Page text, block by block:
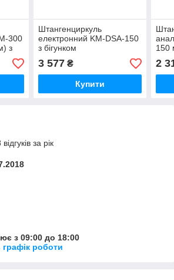
300
з
від
Штангенциркуль
електронний KM-DSA-150
з бігунком
(0~150mm),0.005 мм ,
±0.02 mm IP54
3 577₴
Купити
150
2
за рік
з 09:00 до 18:00
роботи